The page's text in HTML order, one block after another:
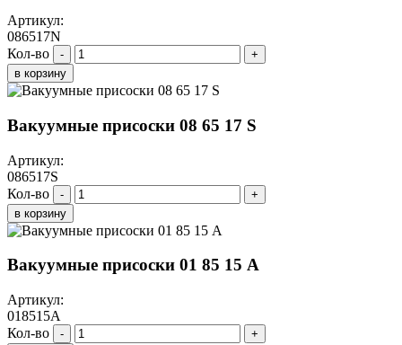
Артикул:
086517N
Кол-во
-
+
в корзину
Вакуумные присоски 08 65 17 S
Артикул:
086517S
Кол-во
-
+
в корзину
Вакуумные присоски 01 85 15 A
Артикул:
018515A
Кол-во
-
+